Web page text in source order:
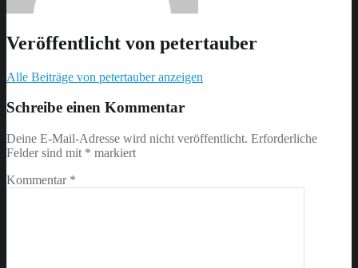
Veröffentlicht von petertauber
Alle Beiträge von petertauber anzeigen
back
main
navigation
Schreibe einen Kommentar
Deine E-Mail-Adresse wird nicht veröffentlicht. Erforderliche
Felder sind mit * markiert
Kommentar *